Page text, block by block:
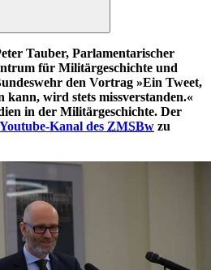
Tauber, Parlamentarischer
für Militärgeschichte und
den Vortrag »Ein Tweet,
kann, wird stets missverstanden.«
in der Militärgeschichte. Der
Youtube-Kanal des ZMSBw zu